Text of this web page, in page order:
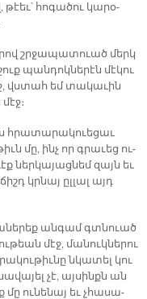
թէեւ՝ հո­գա­ծու կա­րօ­
շրջա­պա­տուած մերկ
պան­դոկ­նե­րէ­ն մէ­կու
վստահ եմ տա­կա­ւին
հրա­տա­րա­կուե­ցաւ
մը, ինչ որ գրա­ւե­ց ու­
ներ­կա­յաց­նե­մ զայն ե­ւ
կրնայ ըլ­լալ այդ
ան­գամ գտնուած
մէ­ջ, մա­նուկ­նե­րու
նկա­տե­լ կու
չէ, այ­սինքն ան
մը ու­նե­նայ ե­ւ չհա­սա­